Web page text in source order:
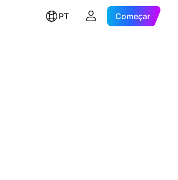
PT Começar